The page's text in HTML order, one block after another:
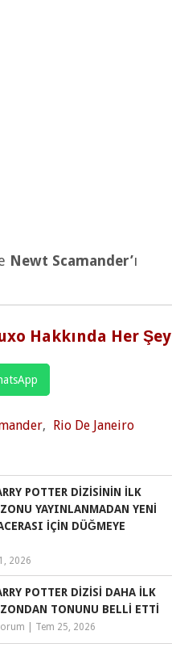
Newt Scamander’ı
Hakkında Her Şey
, Rio De Janeiro
POTTER DIZISININ İLK
YAYINLANMADAN YENI
IÇIN DÜĞMEYE
2026
POTTER DIZISI DAHA İLK
TONUNU BELLI ETTI
Tem 25, 2026